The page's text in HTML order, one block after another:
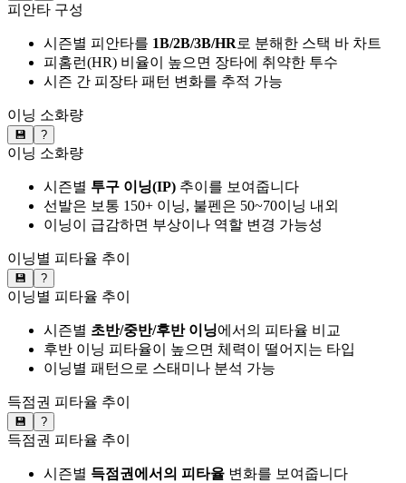
피안타 구성
시즌별 피안타를 1B/2B/3B/HR로 분해한 스택 바 차트
피홈런(HR) 비율이 높으면 장타에 취약한 투수
시즌 간 피장타 패턴 변화를 추적 가능
이닝 소화량
💾 ?
이닝 소화량
시즌별 투구 이닝(IP) 추이를 보여줍니다
선발은 보통 150+ 이닝, 불펜은 50~70이닝 내외
이닝이 급감하면 부상이나 역할 변경 가능성
이닝별 피타율 추이
💾 ?
이닝별 피타율 추이
시즌별 초반/중반/후반 이닝에서의 피타율 비교
후반 이닝 피타율이 높으면 체력이 떨어지는 타입
이닝별 패턴으로 스태미나 분석 가능
득점권 피타율 추이
💾 ?
득점권 피타율 추이
시즌별 득점권에서의 피타율 변화를 보여줍니다